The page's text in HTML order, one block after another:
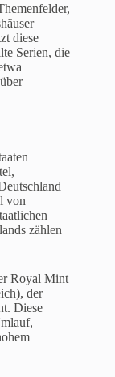
diese
Serien, die
von
zählen
Royal Mint
der
Diese